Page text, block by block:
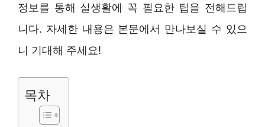
정보를 통해 실생활에 꼭 필요한 팁을 전해드립
니다. 자세한 내용은 본문에서 만나보실 수 있으
니 기대해 주세요!
목차